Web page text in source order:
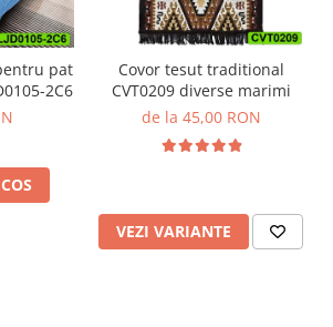
pat
2C6
Covor tesut traditional
CVT0209 diverse marimi
de la 45,00 RON
VEZI VARIANTE